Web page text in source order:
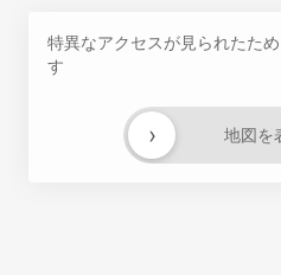
特異なアクセスが見られたた
す
地図を
›